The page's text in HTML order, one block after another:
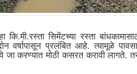
कि.मी.रस्ता सिमेंटच्या रस्ता
वर्षापासून प्रलंबित आहे. त्यामूळे
जा करण्यात मोठी कसरत करावी लागते.